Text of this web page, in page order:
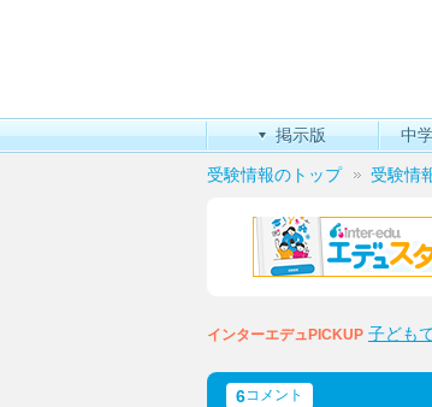
掲示版 中
受験情報のトップ 受験情
インターエデュPICKUP 子ども
6コメント